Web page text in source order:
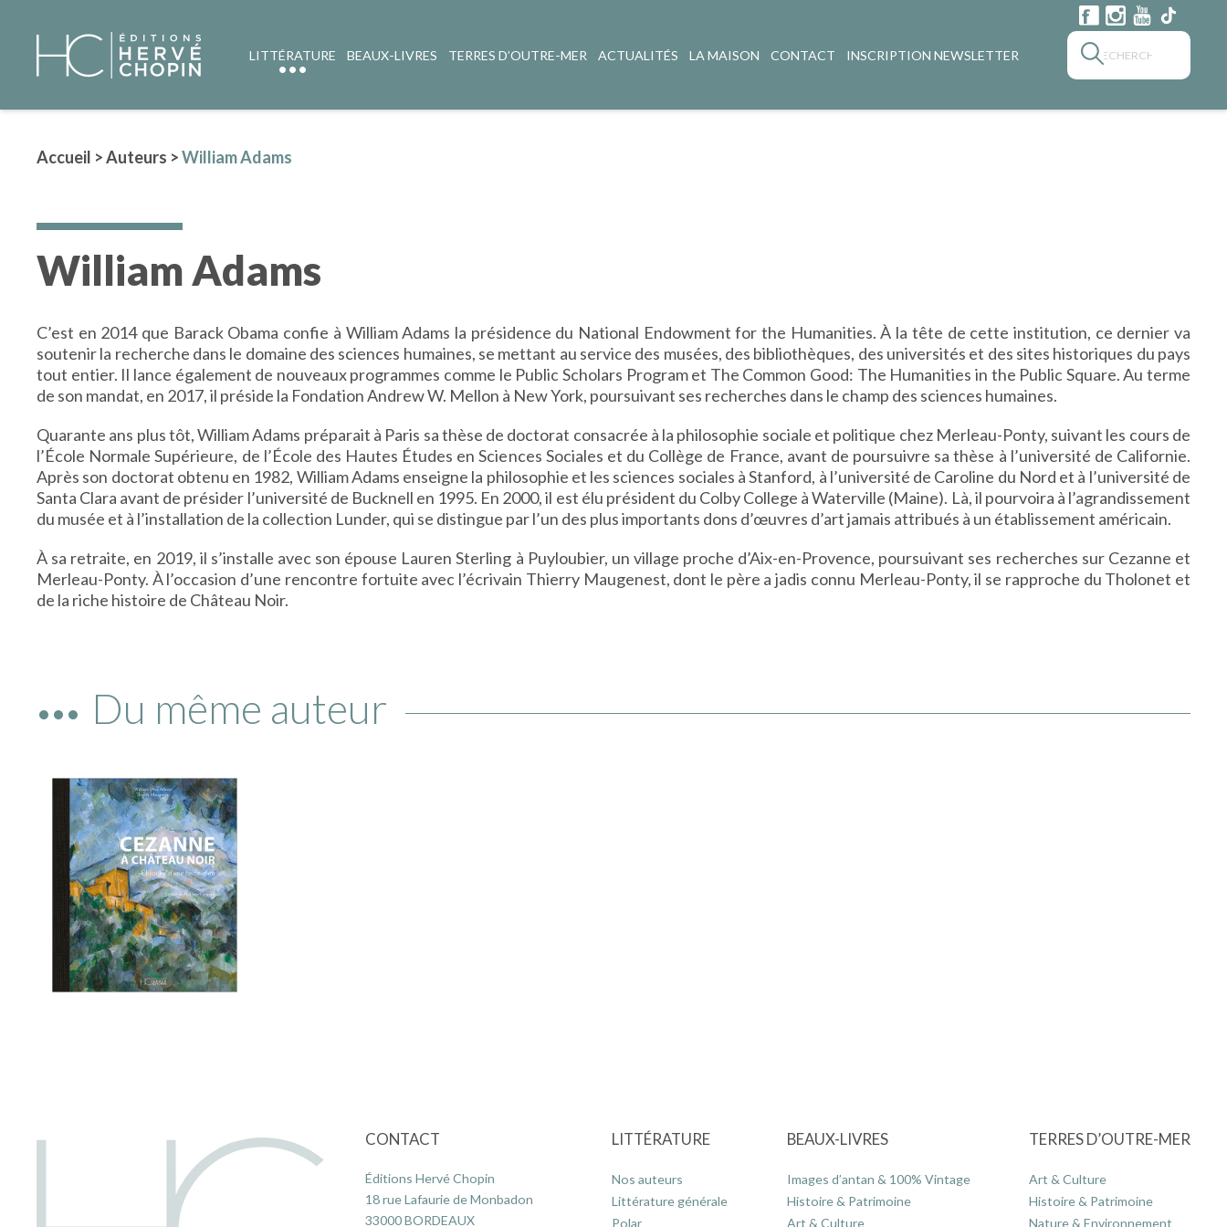
LITTÉRATURE BEAUX-LIVRES TERRES D’OUTRE-MER ACTUALITÉS LA MAISON CONTACT INSCRIPTION NEWSLETTER
Accueil >Auteurs >William Adams
William Adams
C’est en 2014 que Barack Obama confie à William Adams la présidence du National Endowment for the Humanities. À la tête de cette institution, ce dernier va
soutenir la recherche dans le domaine des sciences humaines, se mettant au service des musées, des bibliothèques, des universités et des sites historiques du pays
tout entier. Il lance également de nouveaux programmes comme le Public Scholars Program et The Common Good: The Humanities in the Public Square. Au terme
de son mandat, en 2017, il préside la Fondation Andrew W. Mellon à New York, poursuivant ses recherches dans le champ des sciences humaines.
Quarante ans plus tôt, William Adams préparait à Paris sa thèse de doctorat consacrée à la philosophie sociale et politique chez Merleau-Ponty, suivant les cours de
l’École Normale Supérieure, de l’École des Hautes Études en Sciences Sociales et du Collège de France, avant de poursuivre sa thèse à l’université de Californie.
Après son doctorat obtenu en 1982, William Adams enseigne la philosophie et les sciences sociales à Stanford, à l’université de Caroline du Nord et à l’université de
Santa Clara avant de présider l’université de Bucknell en 1995. En 2000, il est élu président du Colby College à Waterville (Maine). Là, il pourvoira à l’agrandissement
du musée et à l’installation de la collection Lunder, qui se distingue par l’un des plus importants dons d’œuvres d’art jamais attribués à un établissement américain.
À sa retraite, en 2019, il s’installe avec son épouse Lauren Sterling à Puyloubier, un village proche d’Aix-en-Provence, poursuivant ses recherches sur Cezanne et
Merleau-Ponty. À l’occasion d’une rencontre fortuite avec l’écrivain Thierry Maugenest, dont le père a jadis connu Merleau-Ponty, il se rapproche du Tholonet et
de la riche histoire de Château Noir.
Du même auteur
CONTACT
Éditions Hervé Chopin
18 rue Lafaurie de Monbadon
33000 BORDEAUX
LITTÉRATURE
Nos auteurs
Littérature générale
Polar
BEAUX-LIVRES
Images d’antan & 100% Vintage
Histoire & Patrimoine
Art & Culture
TERRES D’OUTRE-MER
Art & Culture
Histoire & Patrimoine
Nature & Environnement